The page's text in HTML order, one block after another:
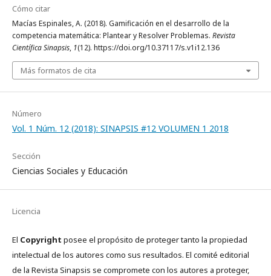
Cómo citar
Macías Espinales, A. (2018). Gamificación en el desarrollo de la
competencia matemática: Plantear y Resolver Problemas. Revista
Científica Sinapsis, 1(12). https://doi.org/10.37117/s.v1i12.136
Más formatos de cita
Número
Vol. 1 Núm. 12 (2018): SINAPSIS #12 VOLUMEN 1 2018
Sección
Ciencias Sociales y Educación
Licencia
El Copyright posee el propósito de proteger tanto la propiedad
intelectual de los autores como sus resultados. El comité editorial
de la Revista Sinapsis se compromete con los autores a proteger,